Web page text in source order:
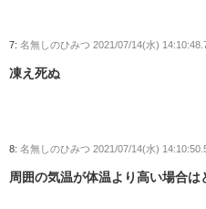
7: 名無しのひみつ 2021/07/14(水)
凍え死ぬ
8: 名無しのひみつ 2021/07/14(水)
周囲の気温が体温より高い場合は